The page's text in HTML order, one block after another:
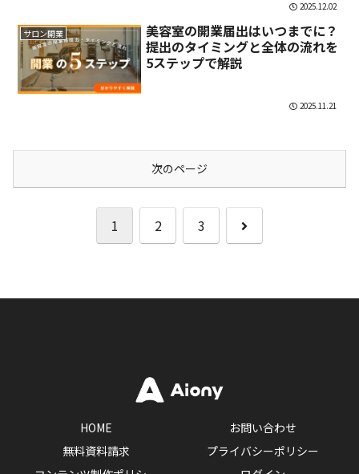
2025.12.02
サロン開業
美容室の開業届出はいつまでに？
提出のタイミングと全体の流れを
5ステップで解説
2025.11.21
次のページ
1 2 3
次
HOME
お問い合わせ
無料資料請求
プライバシーポリシー